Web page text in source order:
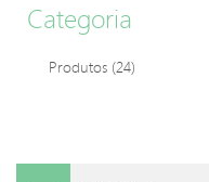
Categoria
Produtos (24)